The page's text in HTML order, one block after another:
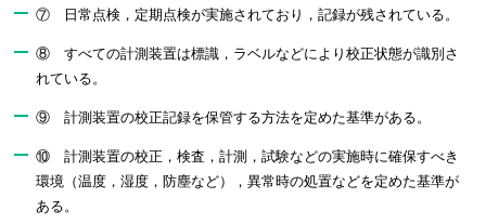
⑦ 日常点検，定期点検が実施されており，記録が残されている。
⑧ すべての計測装置は標識，ラベルなどにより校正状態が識別さ
れている。
⑨ 計測装置の校正記録を保管する方法を定めた基準がある。
⑩ 計測装置の校正，検査，計測，試験などの実施時に確保すべき
環境（温度，湿度，防塵など），異常時の処置などを定めた基準が
ある。